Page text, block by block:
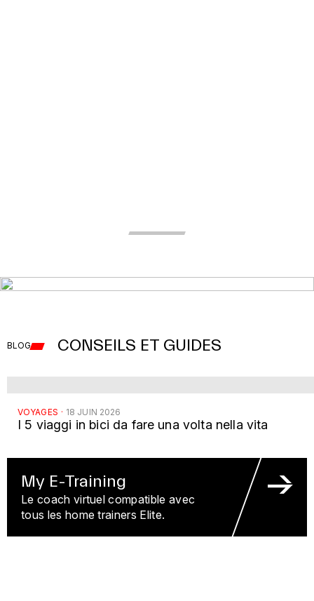
STAY
INTHE
GAME
My E-Training
Le coach virtuel compatible avec
tous les home trainers Elite.
BLOG CONSEILS ET GUIDES
VOYAGES · 18 JUIN 2026
I 5 viaggi in bici da fare una volta nella vita